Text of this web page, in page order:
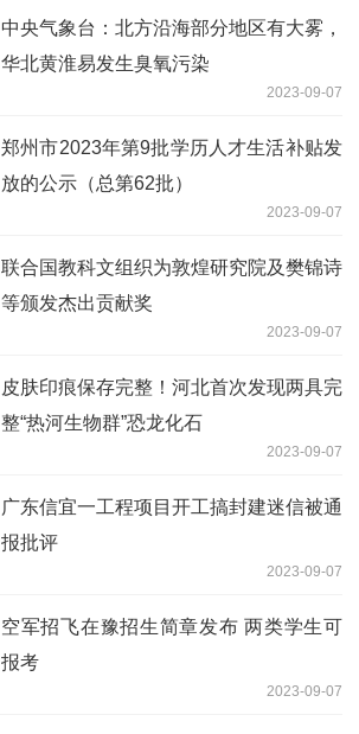
中央气象台：北方沿海部分地区有大雾，
华北黄淮易发生臭氧污染
2023-09-07
郑州市2023年第9批学历人才生活补贴发
放的公示（总第62批）
2023-09-07
联合国教科文组织为敦煌研究院及樊锦诗
等颁发杰出贡献奖
2023-09-07
皮肤印痕保存完整！河北首次发现两具完
整“热河生物群”恐龙化石
2023-09-07
广东信宜一工程项目开工搞封建迷信被通
报批评
2023-09-07
空军招飞在豫招生简章发布 两类学生可
报考
2023-09-07